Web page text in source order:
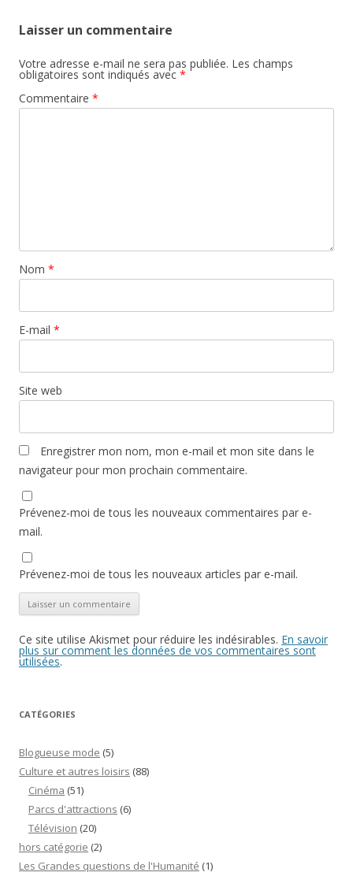
Laisser un commentaire
Votre adresse e-mail ne sera pas publiée. Les champs
obligatoires sont indiqués avec *
Commentaire *
Nom *
E-mail *
Site web
Enregistrer mon nom, mon e-mail et mon site dans le
navigateur pour mon prochain commentaire.
Prévenez-moi de tous les nouveaux commentaires par e-
mail.
Prévenez-moi de tous les nouveaux articles par e-mail.
Ce site utilise Akismet pour réduire les indésirables. En savoir
plus sur comment les données de vos commentaires sont
utilisées.
CATÉGORIES
Blogueuse mode (5)
Culture et autres loisirs (88)
Cinéma (51)
Parcs d'attractions (6)
Télévision (20)
hors catégorie (2)
Les Grandes questions de l'Humanité (1)